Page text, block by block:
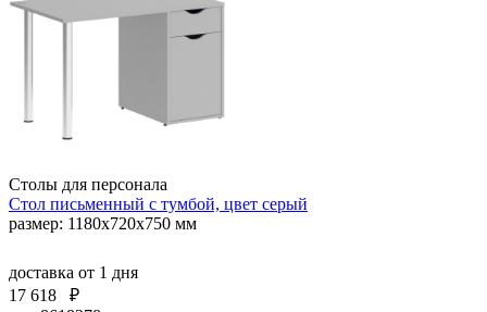
Столы для персонала
Стол письменный с тумбой, цвет серый
размер: 1180х720х750 мм
доставка от 1 дня
17 618
₽